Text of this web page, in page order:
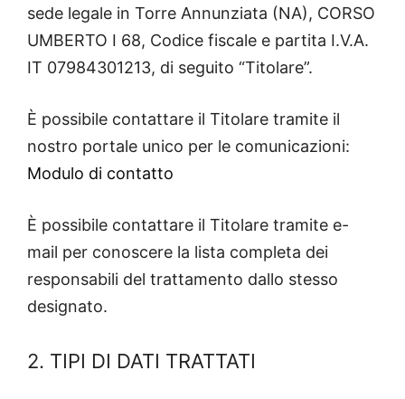
sede legale in Torre Annunziata (NA), CORSO
UMBERTO I 68, Codice fiscale e partita I.V.A.
IT 07984301213, di seguito “Titolare”.
È possibile contattare il Titolare tramite il
nostro portale unico per le comunicazioni:
Modulo di contatto
È possibile contattare il Titolare tramite e-
mail per conoscere la lista completa dei
responsabili del trattamento dallo stesso
designato.
2. TIPI DI DATI TRATTATI